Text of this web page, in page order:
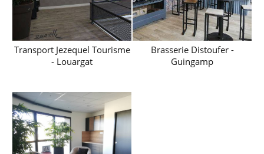
Transport Jezequel Tourisme
- Louargat
Brasserie Distoufer -
Guingamp